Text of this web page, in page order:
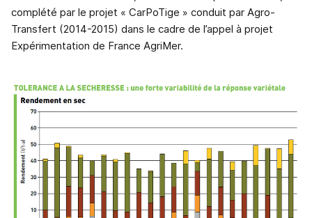
complété par le projet « CarPoTige » conduit par Agro-
Transfert (2014-2015) dans le cadre de l’appel à projet
Expérimentation de France AgriMer.